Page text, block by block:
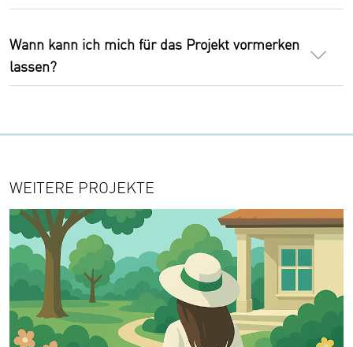
Wann kann ich mich für das Projekt vormerken
lassen?
WEITERE PROJEKTE